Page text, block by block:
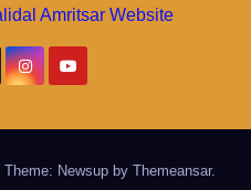
Amritsar Website
Theme: Newsup by Themeansar.